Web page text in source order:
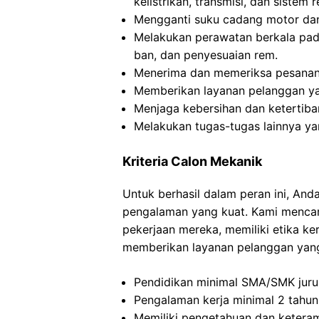
Mengganti suku cadang motor
Melakukan perawatan berkala
ban, dan penyesuaian rem.
Menerima dan memeriksa
Memberikan layanan pelanggan
Menjaga kebersihan dan
Melakukan tugas-tugas lainnya
Kriteria Calon Mekanik
Untuk berhasil dalam peran ini,
pengalaman yang kuat. Kami
pekerjaan mereka, memiliki etika
memberikan layanan pelanggan
Pendidikan minimal SMA/SMK
Pengalaman kerja minimal 2